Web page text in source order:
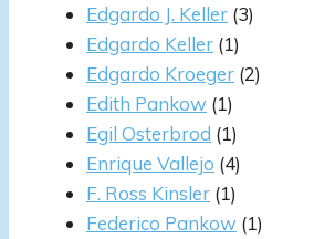
Edgardo J. Keller (3)
Edgardo Keller (1)
Edgardo Kroeger (2)
Edith Pankow (1)
Egil Osterbrod (1)
Enrique Vallejo (4)
F. Ross Kinsler (1)
Federico Pankow (1)